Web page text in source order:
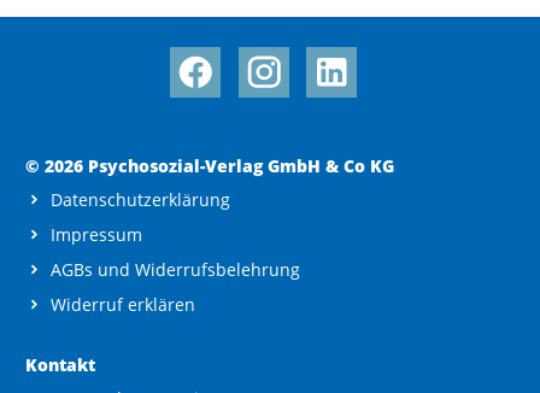
© 2026 Psychosozial-Verlag GmbH & Co KG
Datenschutzerklärung
Impressum
AGBs und Widerrufsbelehrung
Widerruf erklären
Kontakt